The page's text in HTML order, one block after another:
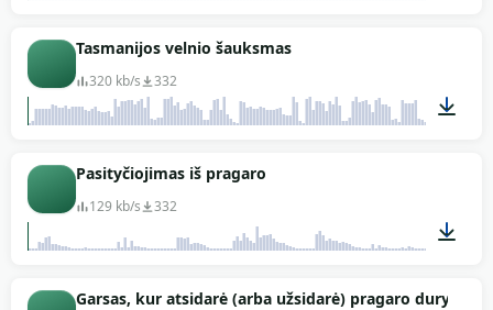
Tasmanijos velnio šauksmas
320 kb/s 332
Pasityčiojimas iš pragaro
129 kb/s 332
00:23
Garsas, kur atsidarė (arba užsidarė) pragaro durys